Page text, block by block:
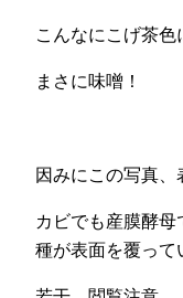
こんなにこげ茶色
まさに味噌！
因みにこの写真、
カビでも産膜酵母
種が表面を覆って